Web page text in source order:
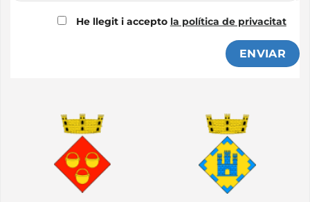
He llegit i accepto la política de privacitat